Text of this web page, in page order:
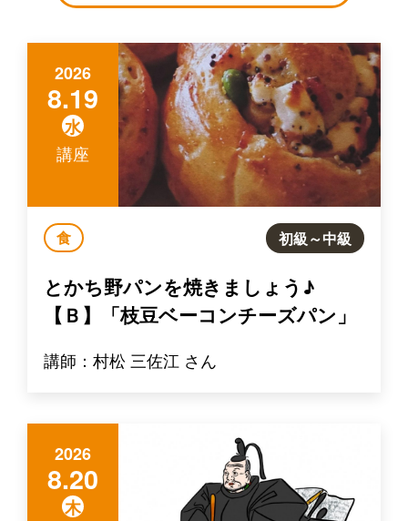
2026
8.19
水
講座
食 初級～中級
とかち野パンを焼きましょう♪
【Ｂ】「枝豆ベーコンチーズパン」
講師：村松 三佐江 さん
2026
8.20
木